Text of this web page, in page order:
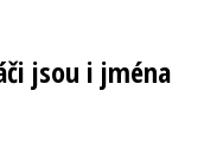
jsou i jména